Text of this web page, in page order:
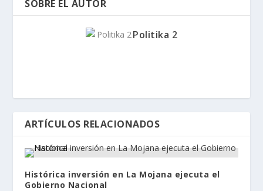
SOBRE EL AUTOR
Politika 2
ARTÍCULOS RELACIONADOS
Histórica inversión en La Mojana ejecuta el
Gobierno Nacional